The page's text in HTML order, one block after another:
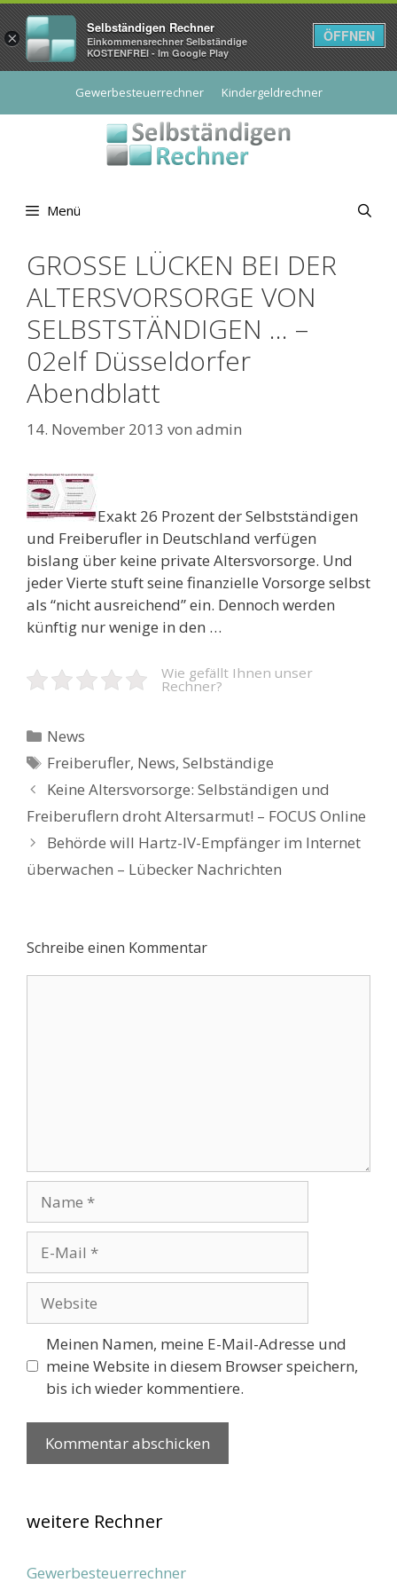
Gewerbesteuerrechner Kindergeldrechner
Menü
GROSSE LÜCKEN BEI DER
ALTERSVORSORGE VON
SELBSTSTÄNDIGEN … –
02elf Düsseldorfer
Abendblatt
14. November 2013 von admin
Exakt 26 Prozent der Selbstständigen
und Freiberufler in Deutschland verfügen
bislang über keine private Altersvorsorge. Und
jeder Vierte stuft seine finanzielle Vorsorge selbst
als “nicht ausreichend” ein. Dennoch werden
künftig nur wenige in den …
Wie gefällt Ihnen unser
Rechner?
Kategorien
News
Schlagwörter
Freiberufler, News,Selbständige
Beitrags-
Navigation
Keine Altersvorsorge: Selbständigen und
Freiberuflern droht Altersarmut! – FOCUS Online
Behörde will Hartz-IV-Empfänger im Internet
überwachen – Lübecker Nachrichten
Schreibe einen Kommentar
Mail
Meinen Namen, meine E-Mail-Adresse und
meine Website in diesem Browser speichern,
bis ich wieder kommentiere.
weitere Rechner
Gewerbesteuerrechner
×
Selbständigen Rechner
Einkommensrechner Selbständige
KOSTENFREI - Im Google Play
ÖFFNEN